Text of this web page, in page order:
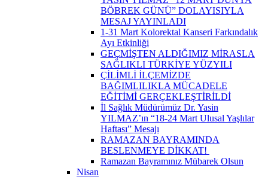
BÖBREK GÜNÜ” DOLAYISIYLA
MESAJ YAYINLADI
1-31 Mart Kolorektal Kanseri Farkındalık
Ayı Etkinliği
GEÇMİŞTEN ALDIĞIMIZ MİRASLA
SAĞLIKLI TÜRKİYE YÜZYILI
ÇİLİMLİ İLÇEMİZDE
BAĞIMLILIKLA MÜCADELE
EĞİTİMİ GERÇEKLEŞTİRİLDİ
İl Sağlık Müdürümüz Dr. Yasin
YILMAZ’ın “18-24 Mart Ulusal Yaşlılar
Haftası” Mesajı
RAMAZAN BAYRAMINDA
BESLENMEYE DİKKAT! ​
Ramazan Bayramınız Mübarek Olsun
Nisan